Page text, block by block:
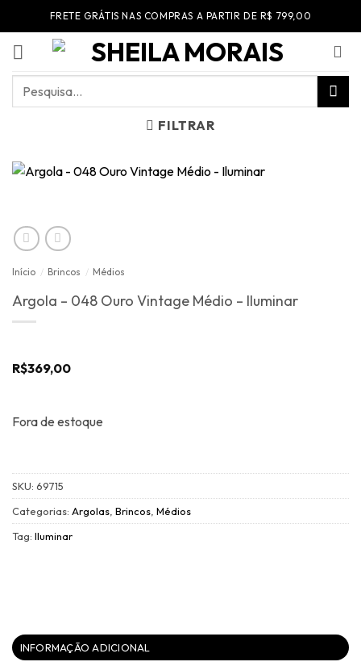
to
content
FRETE GRÁTIS NAS COMPRAS A PARTIR DE R$ 799,00
FILTRAR
Início / Brincos / Médios
Argola – 048 Ouro Vintage Médio – Iluminar
R$369,00
Fora de estoque
SKU: 69715
Categorias: Argolas Brincos Médios
Tag: Iluminar
INFORMAÇÃO ADICIONAL